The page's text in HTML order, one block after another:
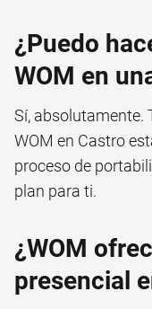
¿Puedo
WOM en
Sí, absolutamente.
WOM en Castro
proceso de
plan para ti.
¿WOM
presencial